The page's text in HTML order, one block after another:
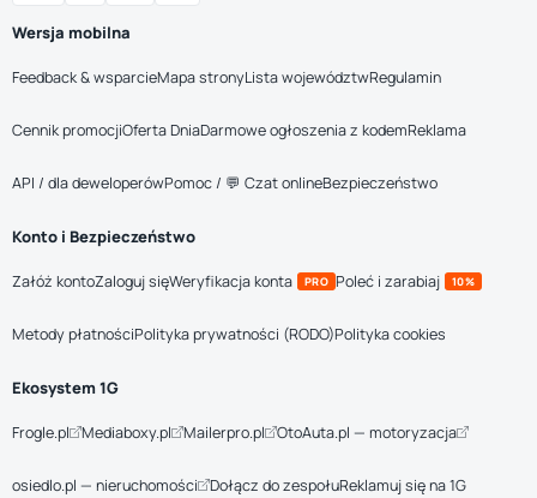
Wersja mobilna
Feedback & wsparcieMapa stronyLista województwRegulamin
Cennik promocjiOferta DniaDarmowe ogłoszenia z kodemReklama
API / dla deweloperówPomoc / 💬 Czat onlineBezpieczeństwo
Konto i Bezpieczeństwo
Załóż kontoZaloguj sięWeryfikacja konta PRO Poleć i zarabiaj 10%
Metody płatnościPolityka prywatności (RODO)Polityka cookies
Ekosystem 1G
Frogle.pl Mediaboxy.pl Mailerpro.pl OtoAuta.pl — motoryzacja
osiedlo.pl — nieruchomości Dołącz do zespołuReklamuj się na 1G